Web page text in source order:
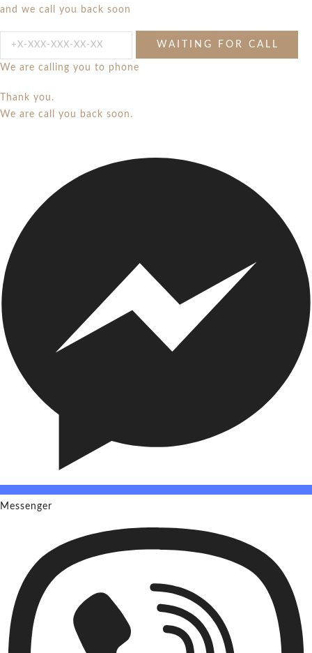
and we call you back soon
We are calling you to phone
Thank you.
We are call you back soon.
Messenger